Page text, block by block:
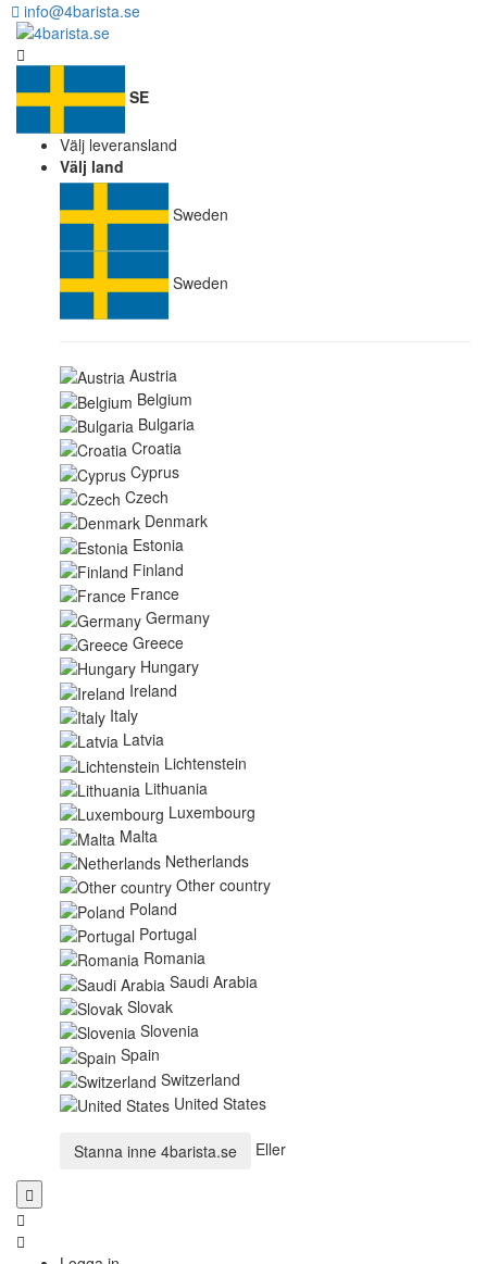
info@4barista.se
SE
Välj leveransland
Välj land
Sweden
Sweden
Austria
Belgium
Bulgaria
Croatia
Cyprus
Czech
Denmark
Estonia
Finland
France
Germany
Greece
Hungary
Ireland
Italy
Latvia
Lichtenstein
Lithuania
Luxembourg
Malta
Netherlands
Other country
Poland
Portugal
Romania
Saudi Arabia
Slovak
Slovenia
Spain
Switzerland
United States
Stanna inne 4barista.se Eller